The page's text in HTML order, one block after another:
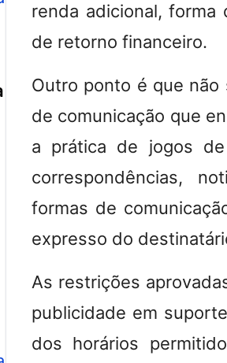
renda adicional, forma
de retorno financeiro.
Outro ponto é que não
de comunicação que
a prática de jogos
correspondências,
formas de
expresso do
As restrições
publicidade em
dos horários